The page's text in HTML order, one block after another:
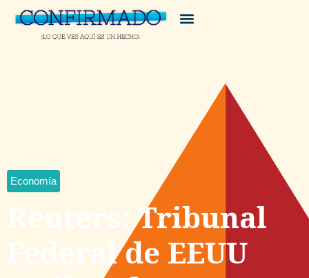
Economía
Reuters: Tribunal
Federal de EEUU